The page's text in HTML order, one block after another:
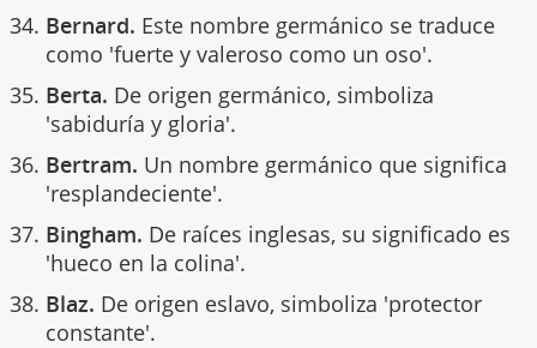
Bernard. Este nombre germánico se traduce
como 'fuerte y valeroso como un oso'.
Berta. De origen germánico, simboliza
'sabiduría y gloria'.
Bertram. Un nombre germánico que significa
'resplandeciente'.
Bingham. De raíces inglesas, su significado es
'hueco en la colina'.
Blaz. De origen eslavo, simboliza 'protector
constante'.